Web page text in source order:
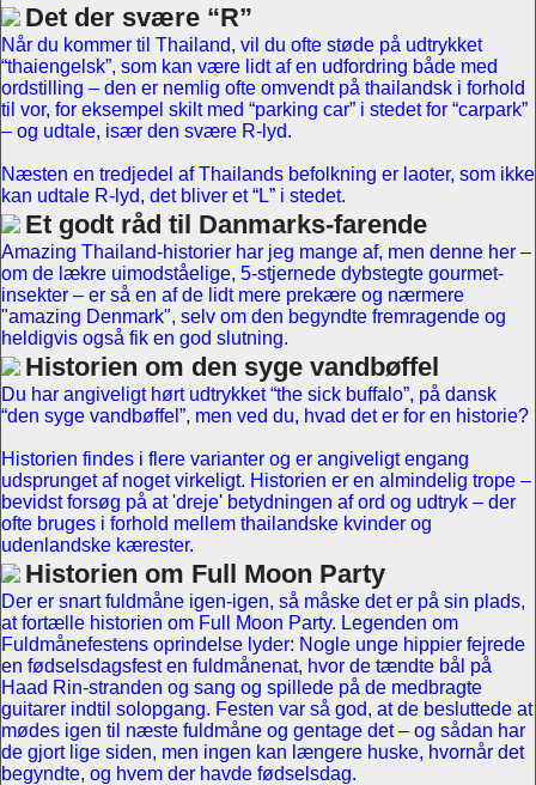
Det der svære R
Når du kommer til Thailand, vil du ofte støde på udtrykket
thaiengelsk , som kan være lidt af en udfordring både med
ordstilling – den er nemlig ofte omvendt på thailandsk i forhold
til vor, for eksempel skilt med
parking car i stedet for carpark
– og udtale, især den svære R-lyd.
Næsten en tredjedel af Thailands befolkning er laoter, som ikke
kan udtale R-lyd, det bliver et
L i stedet.
Et godt råd til Danmarks-farende
Amazing Thailand-historier har jeg mange af, men denne her –
om de lækre uimodståelige, 5-stjernede dybstegte gourmet-
insekter – er så en af de lidt mere prekære og nærmere
"amazing Denmark", selv om den begyndte fremragende og
heldigvis også fik en god slutning.
Historien om den syge vandbøffel
Du har angiveligt hørt udtrykket the sick buffalo , på dansk
den syge vandbøffel , men ved du, hvad det er for en historie?
Historien findes i flere varianter og er angiveligt engang
udsprunget af noget virkeligt. Historien er en almindelig trope –
bevidst forsøg på at 'dreje' betydningen af ord og udtryk – der
ofte bruges i forhold mellem thailandske kvinder og
udenlandske kærester.
Historien om Full Moon Party
Der er snart fuldmåne igen-igen, så måske det er på sin plads,
at fortælle historien om Full Moon Party. Legenden om
Fuldmånefestens oprindelse lyder: Nogle unge hippier fejrede
en fødselsdagsfest en fuldmånenat, hvor de tændte bål på
Haad Rin-stranden og sang og spillede på de medbragte
guitarer indtil solopgang. Festen var så god, at de besluttede at
mødes igen til næste fuldmåne og gentage det – og sådan har
de gjort lige siden, men ingen kan længere huske, hvornår det
begyndte, og hvem der havde fødselsdag.